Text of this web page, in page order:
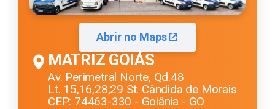
Abrir no Maps
MATRIZ GOIÁS
Av. Perimetral Norte, Qd.48
Lt. 15,16,28,29 St. Cândida de Morais
CEP: 74463-330 - Goiânia - GO